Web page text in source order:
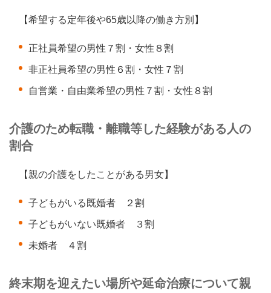
【希望する定年後や65歳以降の働き方別】
正社員希望の男性７割・女性８割
非正社員希望の男性６割・女性７割
自営業・自由業希望の男性７割・女性８割
介護のため転職・離職等した経験がある人の
割合
【親の介護をしたことがある男女】
子どもがいる既婚者 ２割
子どもがいない既婚者 ３割
未婚者 ４割
終末期を迎えたい場所や延命治療について親